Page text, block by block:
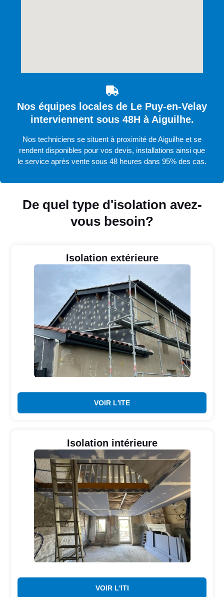
De quel type d'isolation avez-
vous besoin?
Isolation extérieure
VOIR L'ITE
Isolation intérieure
VOIR L'ITI
Nos équipes locales de Le Puy-en-Velay
interviennent sous 48H à Aiguilhe.
Nos techniciens se situent à proximité de Aiguilhe et se
rendent disponibles pour vos devis, installations ainsi que
le service après vente sous 48 heures dans 95% des cas.